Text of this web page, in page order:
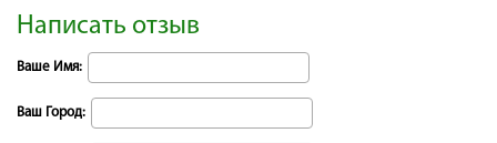
Написать отзыв
Ваше Имя:
Ваш Город: